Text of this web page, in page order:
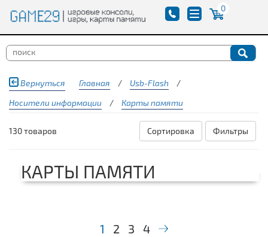
0
Вернуться Главная / Usb-Flash
/
Носители информации
/ Карты памяти
130 товаров Фильтры
Сортировка
КАРТЫ ПАМЯТИ
1 2 3 4